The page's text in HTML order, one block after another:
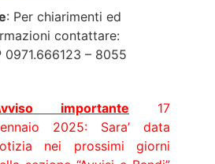
: Per chiarimenti ed
contattare:
0971.666123 – 8055
importante 17
2025: Sara’ data
nei prossimi giorni